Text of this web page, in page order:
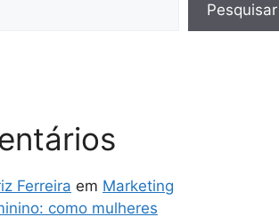
Pesquisar
Ferreira em Marketing
como mulheres